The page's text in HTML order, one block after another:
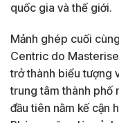
quốc gia và thế giới.
Mảnh ghép cuối
Centric do
trở thành biểu tượng
trung tâm thành phố
đầu tiên nằm kế cận